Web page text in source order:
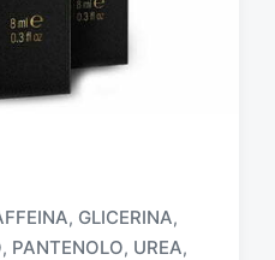
, GLICERINA,
, PANTENOLO, UREA,